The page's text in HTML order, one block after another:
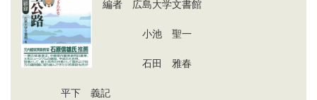
編者 広島大学文書館
小池 聖一
石田 雅春
平下 義記